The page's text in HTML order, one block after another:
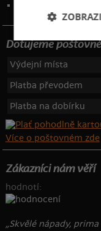
Dotujeme poštovné
Výdejní místa
Platba převodem
Platba na dobírku
Více o poštovném zde
Zákazníci nám věří
hodnotí:
„Skvělé nápady,